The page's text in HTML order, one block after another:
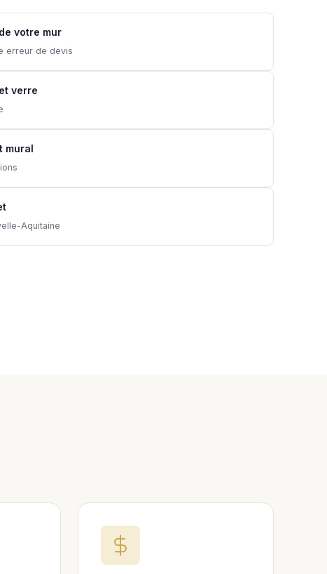
votre mur
erreur de devis
verre
mural
Aquitaine